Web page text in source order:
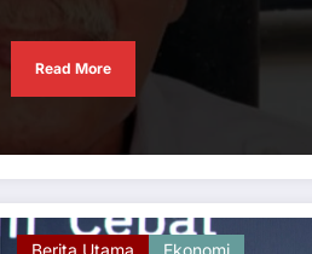
Read More
Berita Utama Ekonomi